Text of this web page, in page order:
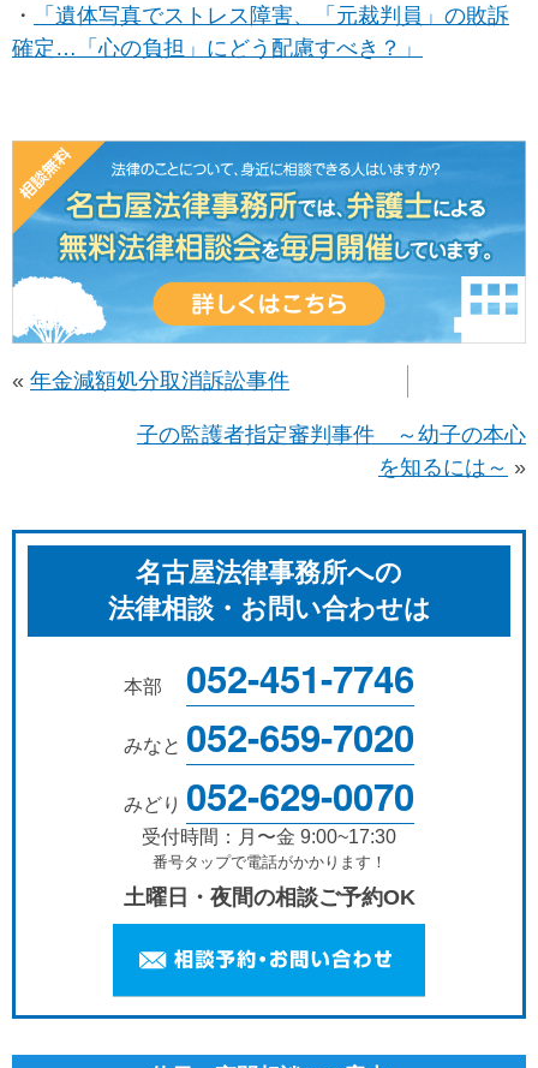
・
「遺体写真でストレス障害、「元裁判員」の敗訴
確定…「心の負担」にどう配慮すべき？」
« 年金減額処分取消訴訟事件
子の監護者指定審判事件 ～幼子の本心
を知るには～ »
名古屋法律事務所への
法律相談・お問い合わせは
本部 052-451-7746
みなと 052-659-7020
みどり 052-629-0070
受付時間：月〜金 9:00~17:30
番号タップで電話がかかります！
土曜日・夜間の相談ご予約OK